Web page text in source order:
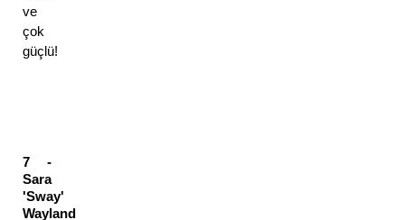
ve
çok
7 -
Sara
'Sway'
Wayland